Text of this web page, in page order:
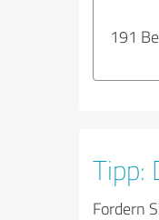
191
Tipp:
Fordern